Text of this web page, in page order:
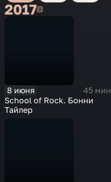
20172017
8 июня
45 мин
School of Rock. Бонни
Тайлер